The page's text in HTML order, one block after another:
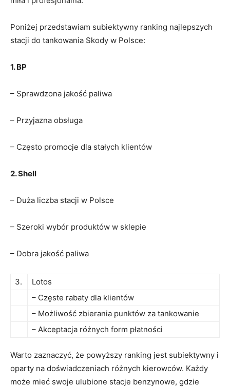
Poniżej przedstawiam subiektywny ranking najlepszych
stacji do tankowania Skody w Polsce:
1. BP
– Sprawdzona jakość paliwa
– Przyjazna obsługa
– Często promocje dla stałych klientów
2. Shell
– Duża liczba stacji w Polsce
– Szeroki wybór produktów w sklepie
– Dobra jakość paliwa
3.
Lotos
– Częste rabaty dla klientów
– Możliwość zbierania punktów za tankowanie
– Akceptacja różnych form płatności
Warto zaznaczyć, że powyższy ranking jest subiektywny i
oparty na doświadczeniach różnych kierowców. Każdy
może mieć swoje ulubione stacje benzynowe, gdzie